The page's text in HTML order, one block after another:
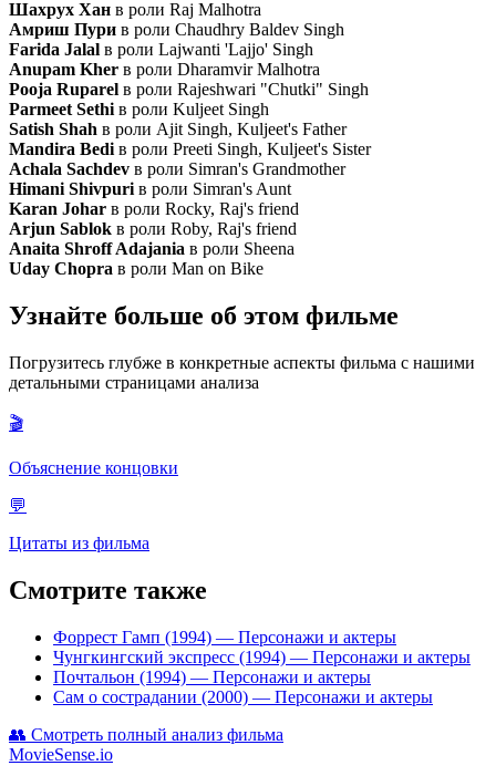
Шахрух Хан в роли Raj Malhotra
Амриш Пури в роли Chaudhry Baldev Singh
Farida Jalal в роли Lajwanti 'Lajjo' Singh
Anupam Kher в роли Dharamvir Malhotra
Pooja Ruparel в роли Rajeshwari "Chutki" Singh
Parmeet Sethi в роли Kuljeet Singh
Satish Shah в роли Ajit Singh, Kuljeet's Father
Mandira Bedi в роли Preeti Singh, Kuljeet's Sister
Achala Sachdev в роли Simran's Grandmother
Himani Shivpuri в роли Simran's Aunt
Karan Johar в роли Rocky, Raj's friend
Arjun Sablok в роли Roby, Raj's friend
Anaita Shroff Adajania в роли Sheena
Uday Chopra в роли Man on Bike
Узнайте больше об этом фильме
Погрузитесь глубже в конкретные аспекты фильма с нашими
детальными страницами анализа
🎬
Объяснение концовки
💬
Цитаты из фильма
Смотрите также
Форрест Гамп (1994) — Персонажи и актеры
Чунгкингский экспресс (1994) — Персонажи и актеры
Почтальон (1994) — Персонажи и актеры
Сам о сострадании (2000) — Персонажи и актеры
👥 Смотреть полный анализ фильма
MovieSense.io